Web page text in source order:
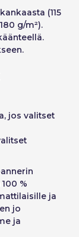
(115
g/m²).
jos valitset
%
ja
jo
ja